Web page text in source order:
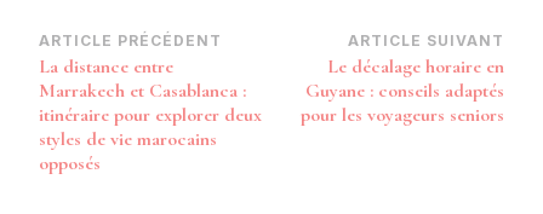
Navigation
d’article
ARTICLE PRÉCÉDENT
La distance entre
Marrakech et Casablanca :
itinéraire pour explorer deux
styles de vie marocains
opposés
ARTICLE SUIVANT
Le décalage horaire en
Guyane : conseils adaptés
pour les voyageurs seniors